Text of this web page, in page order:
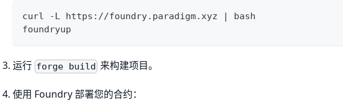
curl -L https://foundry.paradigm.xyz | bash
foundryup
运行 forge build 来构建项目。
使用 Foundry 部署您的合约：